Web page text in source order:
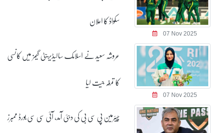
07 Nov 2025
سکواڈ کا اعلان
07 Nov 2025
عروشہ سعید نے اسلامک سالیڈیریٹی گیمز میں کانسی
کا تمغہ جیت لیا
چیئرمین پی سی بی کی دبئی آمد، آئی سی سی بورڈ ممبرز